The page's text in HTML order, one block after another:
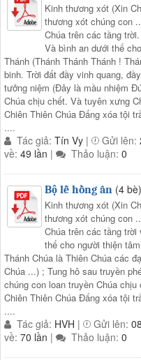
Kinh thương xót (Xin
thương xót chúng con
Chúa trên các tầng
Và bình an dưới thế
Thánh (Thánh Thánh Thánh !
binh. Trời đất đầy vinh quang,
tưởng niệm (Đây là mầu nhiệm
Chúa chịu chết. Và tuyên xưng
Chiên Thiên Chúa Đấng xóa tội
....
Tác giả: Tín Vy | Gửi lên:
về: 49 lần | Thảo luận: 0
Bộ lễ hồng ân (4 bè)
Kinh thương xót (Xin
thương xót chúng con
Chúa trên các tầng
thế cho người thiện
Thánh Chúa là Thiên Chúa các
Chúa ...) ; Tung hô sau truyền
chúng con loan truyền Chúa
Chiên Thiên Chúa Đấng xóa tội
....
Tác giả: HVH | Gửi lên:
về: 70 lần | Thảo luận: 0